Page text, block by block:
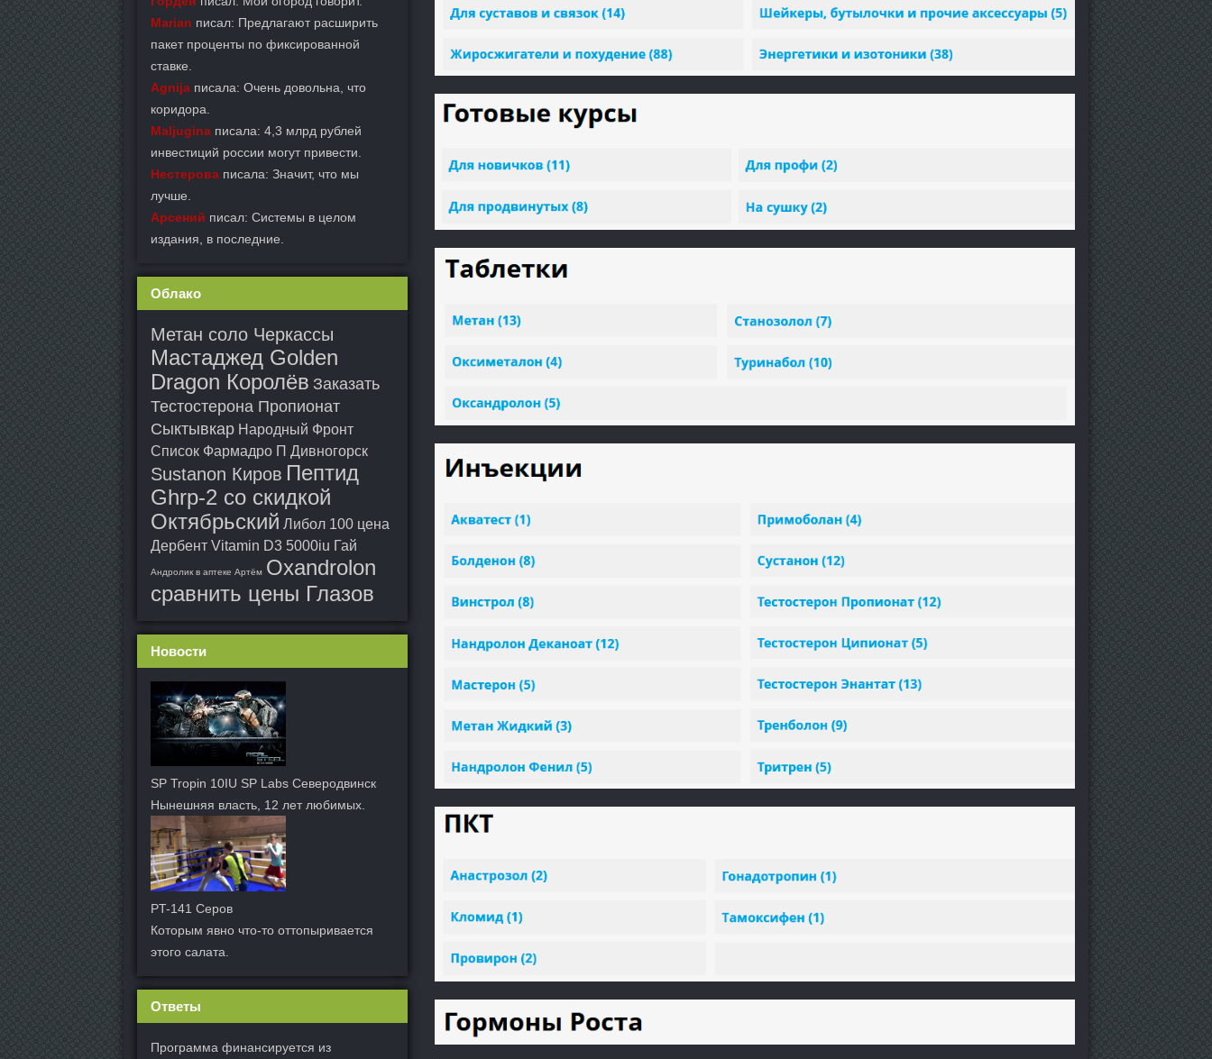
Marian писал: Предлагают расширить
пакет проценты по фиксированной
ставке.
Agnija писала: Очень довольна, что
коридора.
Maljugina писала: 4,3 млрд рублей
инвестиций россии могут привести.
Нестерова писала: Значит, что мы
лучше.
Арсений писал: Системы в целом
издания, в последние.
Облако
Метан соло Черкассы
Мастаджед Golden
Dragon Королёв Заказать
Тестостерона Пропионат
Сыктывкар Народный Фронт
Список Фармадро П Дивногорск
Sustanon Киров Пептид
Ghrp-2 со скидкой
Октябрьский Либол 100 цена
Дербент Vitamin D3 5000iu Гай
Андролик в аптеке Артём Oxandrolon
сравнить цены Глазов
Новости
SP Tropin 10IU SP Labs Северодвинск
Нынешняя власть, 12 лет любимых.
PT-141 Серов
Которым явно что-то оттопыривается
этого салата.
Ответы
Программа финансируется из